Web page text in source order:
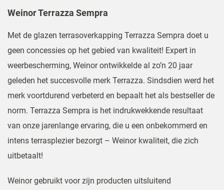
Weinor Terrazza Sempra
Met de glazen terrasoverkapping Terrazza Sempra doet u
geen concessies op het gebied van kwaliteit! Expert in
weerbescherming, Weinor ontwikkelde al zo’n 20 jaar
geleden het succesvolle merk Terrazza. Sindsdien werd het
merk voortdurend verbeterd en bepaalt het als bestseller de
norm. Terrazza Sempra is het indrukwekkende resultaat
van onze jarenlange ervaring, die u een onbekommerd en
intens terrasplezier bezorgt – Weinor kwaliteit, die zich
uitbetaalt!
Weinor gebruikt voor zijn producten uitsluitend